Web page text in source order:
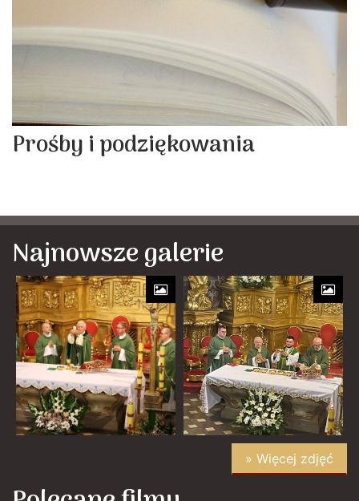
Prośby i podziękowania
Najnowsze galerie
» Więcej zdjęć